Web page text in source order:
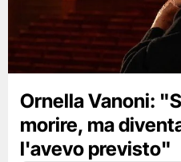
Ornella Vanoni:
morire, ma
l'avevo previsto"